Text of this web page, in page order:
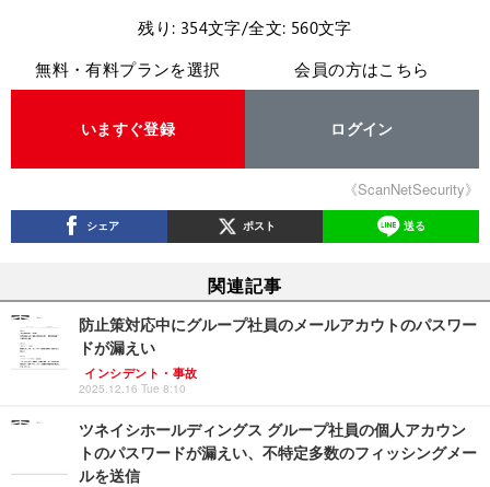
残り: 354文字/全文: 560文字
無料・有料プランを選択
いますぐ登録
会員の方はこちら
ログイン
《ScanNetSecurity》
シェア ポスト 送る
関連記事
防止策対応中にグループ社員のメールアカウトのパスワー
ドが漏えい
インシデント・事故
2025.12.16 Tue 8:10
ツネイシホールディングス グループ社員の個人アカウン
トのパスワードが漏えい、不特定多数のフィッシングメー
ルを送信